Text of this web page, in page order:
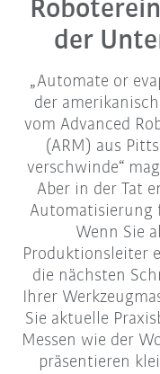
der
„Automate or
der
vom Advanced
(ARM) aus
verschwinde“
Aber in der Tat
Automatisierung
Wenn Sie
Produktionsleiter
die nächsten
Ihrer
Sie aktuelle
Messen wie der
präsentieren